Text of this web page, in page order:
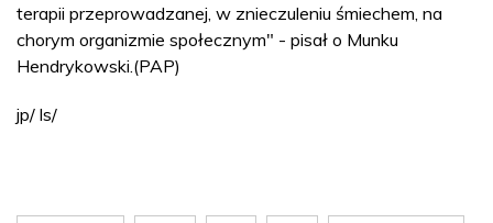
terapii przeprowadzanej, w znieczuleniu śmiechem, na
chorym organizmie społecznym" - pisał o Munku
Hendrykowski.(PAP)
jp/ ls/